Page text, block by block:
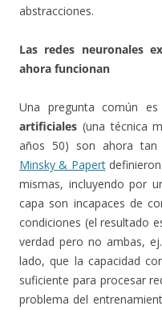
abstracciones.
Las redes neuronales
ahora funcionan
Una pregunta común
artificiales (una técnica
años 50) son ahora tan
Minsky & Papertdefinieron
mismas, incluyendo por
capa son incapaces de
condiciones (el resultado
verdad pero no ambas,
lado, que la capacidad
suficiente para procesar
problema del